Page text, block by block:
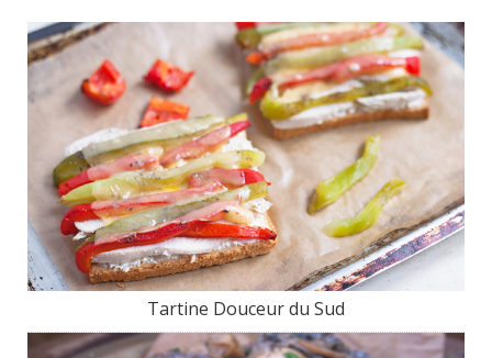
Tartine Douceur du Sud